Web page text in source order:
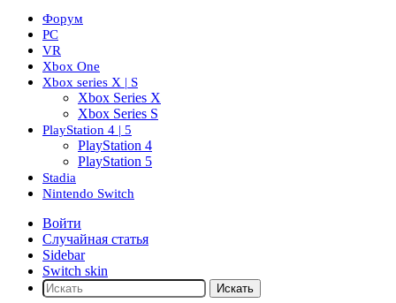
Форум
PC
VR
Xbox One
Xbox series X | S
Xbox Series X
Xbox Series S
PlayStation 4 | 5
PlayStation 4
PlayStation 5
Stadia
Nintendo Switch
Войти
Случайная статья
Sidebar
Switch skin
Искать